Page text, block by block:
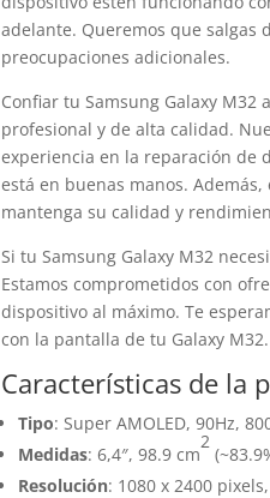
adelante. Queremos que salgas
preocupaciones adicionales.
Confiar tu Samsung Galaxy
profesional y de alta calidad.
experiencia en la reparación de
está en buenas manos.
mantenga su calidad y
Si tu Samsung Galaxy M32
Estamos comprometidos con
dispositivo al máximo. Te
con la pantalla de tu Galaxy M32.
Características de la
Tipo: Super AMOLED, 90Hz,
Medidas: 6,4″, 98.9 cm
2
Resolución: 1080 x 2400